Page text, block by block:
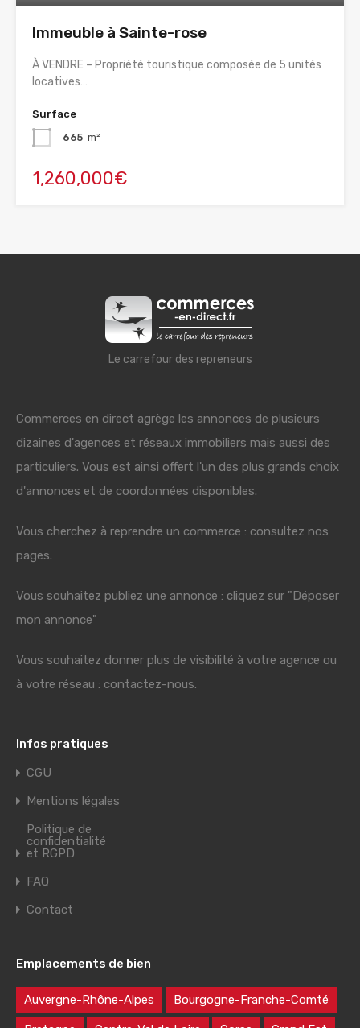
Immeuble à Sainte-rose
À VENDRE – Propriété touristique composée de 5 unités
locatives…
Surface
665 m²
1,260,000€
Le carrefour des repreneurs
Commerces en direct agrège les annonces de plusieurs
dizaines d'agences et réseaux immobiliers mais aussi des
particuliers. Vous est ainsi offert l'un des plus grands choix
d'annonces et de coordonnées disponibles.
Vous cherchez à reprendre un commerce : consultez nos
pages.
Vous souhaitez publiez une annonce : cliquez sur "Déposer
mon annonce"
Vous souhaitez donner plus de visibilité à votre agence ou
à votre réseau : contactez-nous.
Infos pratiques
CGU
Mentions légales
Politique de
confidentialité
et RGPD
FAQ
Contact
Emplacements de bien
Auvergne-Rhône-Alpes Bourgogne-Franche-Comté